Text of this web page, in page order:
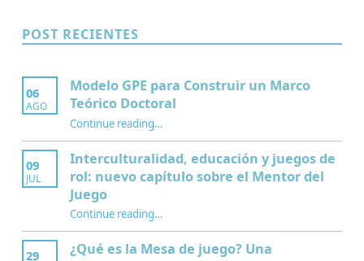
POST RECIENTES
06
AGO
Modelo GPE para Construir un Marco
Teórico Doctoral
Continue reading“Modelo GPE para Construir un Marco Teórico Doctoral”
…
09
JUL
Interculturalidad, educación y juegos de
rol: nuevo capítulo sobre el Mentor del
Juego
Continue reading“Interculturalidad, educación y juegos de rol: nuevo capítulo sobre el Mentor del Juego”
…
29
¿Qué es la Mesa de juego? Una